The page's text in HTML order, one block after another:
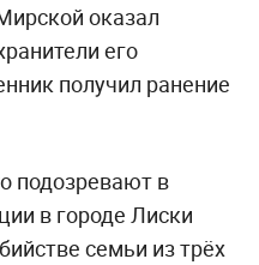
оказал
его
получил ранение
подозревают в
в городе Лиски
семьи из трёх